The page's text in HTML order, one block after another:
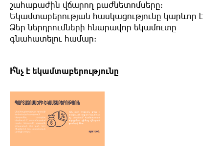
շահաբաժին վճարող բաժնետոմսերը:
Եկամտաբերության հասկացությունը կարևոր է
Ձեր ներդրումների հնարավոր եկամուտը
գնահատելու
համար:
Ի՞նչ է եկամտաբերությունը